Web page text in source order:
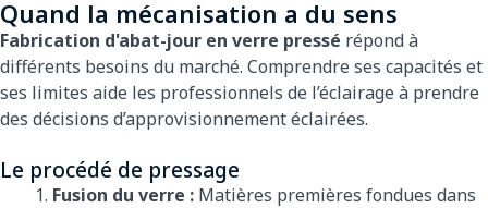
Quand la mécanisation a du sens
Fabrication d'abat-jour en verre pressé répond à
différents besoins du marché. Comprendre ses capacités et
ses limites aide les professionnels de l’éclairage à prendre
des décisions d’approvisionnement éclairées.
Le procédé de pressage
Fusion du verre : Matières premières fondues dans